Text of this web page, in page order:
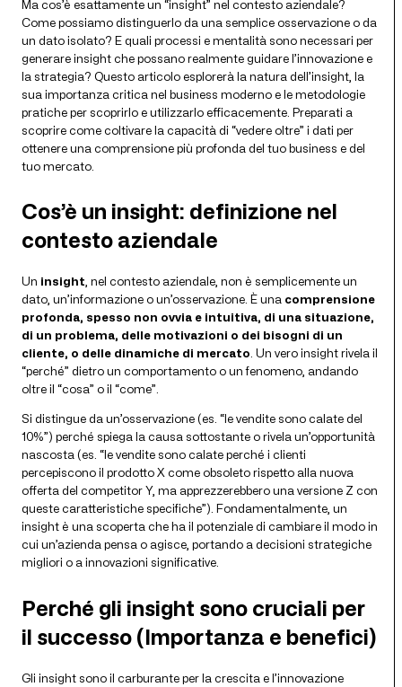
Ma cos’è esattamente un “insight” nel contesto aziendale?
Come possiamo distinguerlo da una semplice osservazione o da
un dato isolato? E quali processi e mentalità sono necessari per
generare insight che possano realmente guidare l’innovazione e
la strategia? Questo articolo esplorerà la natura dell’insight, la
sua importanza critica nel business moderno e le metodologie
pratiche per scoprirlo e utilizzarlo efficacemente. Preparati a
scoprire come coltivare la capacità di “vedere oltre” i dati per
ottenere una comprensione più profonda del tuo business e del
tuo mercato.
Cos’è un insight: definizione nel
contesto aziendale
Un insight, nel contesto aziendale, non è semplicemente un
dato, un’informazione o un’osservazione. È una comprensione
profonda, spesso non ovvia e intuitiva, di una situazione,
di un problema, delle motivazioni o dei bisogni di un
cliente, o delle dinamiche di mercato. Un vero insight rivela il
“perché” dietro un comportamento o un fenomeno, andando
oltre il “cosa” o il “come”.
Si distingue da un’osservazione (es. “le vendite sono calate del
10%”) perché spiega la causa sottostante o rivela un’opportunità
nascosta (es. “le vendite sono calate perché i clienti
percepiscono il prodotto X come obsoleto rispetto alla nuova
offerta del competitor Y, ma apprezzerebbero una versione Z con
queste caratteristiche specifiche”). Fondamentalmente, un
insight è una scoperta che ha il potenziale di cambiare il modo in
cui un’azienda pensa o agisce, portando a decisioni strategiche
migliori o a innovazioni significative.
Perché gli insight sono cruciali per
il successo (Importanza e benefici)
Gli insight sono il carburante per la crescita e l’innovazione